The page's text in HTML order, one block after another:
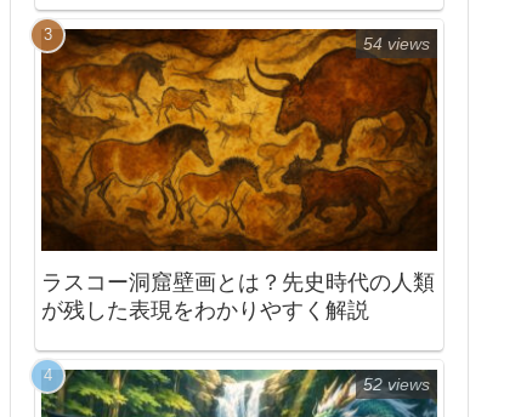
ラスコー洞窟壁画とは？先史時代の人類
が残した表現をわかりやすく解説
54 views
52 views